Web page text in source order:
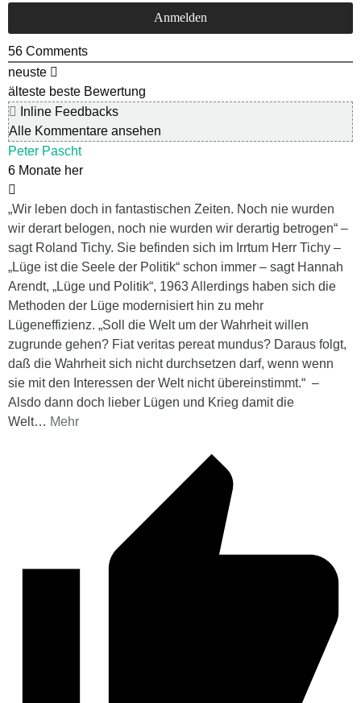
56 Comments
neuste
älteste beste Bewertung
Inline Feedbacks
Alle Kommentare ansehen
Peter Pascht
6 Monate her
„Wir leben doch in fantastischen Zeiten. Noch nie wurden
wir derart belogen, noch nie wurden wir derartig betrogen“ –
sagt Roland Tichy. Sie befinden sich im Irrtum Herr Tichy –
„Lüge ist die Seele der Politik“ schon immer – sagt Hannah
Arendt, „Lüge und Politik“, 1963 Allerdings haben sich die
Methoden der Lüge modernisiert hin zu mehr
Lügeneffizienz. „Soll die Welt um der Wahrheit willen
zugrunde gehen? Fiat veritas pereat mundus? Daraus folgt,
daß die Wahrheit sich nicht durchsetzen darf, wenn wenn
sie mit den Interessen der Welt nicht übereinstimmt.“ –
Alsdo dann doch lieber Lügen und Krieg damit die
Welt… Mehr